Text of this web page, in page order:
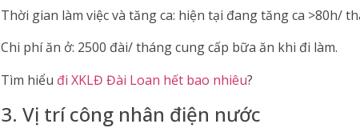
Thời gian làm việc và tăng ca: hiện tại đang tăng ca >80h/
Chi phí ăn ở: 2500 đài/ tháng cung cấp bữa ăn khi đi làm.
Tìm hiểu đi XKLĐ Đài Loan hết bao nhiêu?
3. Vị trí công nhân điện nước